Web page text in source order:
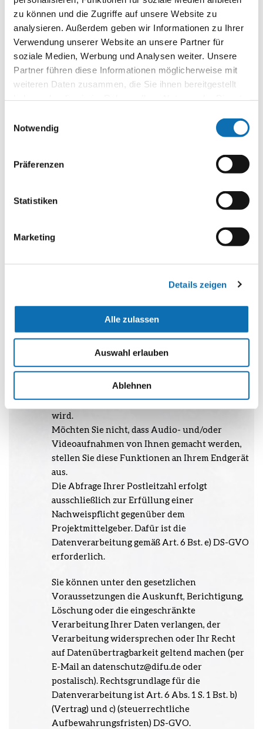
zu können und die Zugriffe auf unsere Website zu
analysieren. Außerdem geben wir Informationen zu Ihrer
Verwendung unserer Website an unsere Partner für
soziale Medien, Werbung und Analysen weiter. Unsere
Partner führen diese Informationen möglicherweise mit
weiteren Daten zusammen, die Sie ihnen bereitgestellt
Notwendig
Präferenzen
Statistiken
Marketing
Details zeigen
Alle zulassen
Auswahl erlauben
Ablehnen
bitte der Datenschutzerklärung.
Datenschutzhinweis*
Zustimmung zur Datenverarbeitung
Im Auftrag des BMUKN verarbeitet die Agentur
für kommunalen Klimaschutz am Difu Ihre bei
erhobenen Daten nur zur Organisation,
Während eines Webinars werden die Angaben
Video- und/oder Textaufnahmen von Ihnen
sehen, zu hören und/oder Ihre
Teilnahme an der Veranstaltung willigen Sie
darin ein, dass die benannten Daten von Ihnen
Abwicklung der Veranstaltung verarbeitet
werden. Eine Speicherung und eine
nachträgliche Weiterverarbeitung finden nicht
statt sofern das Webinar nicht aufgezeichnet
wird.
Möchten Sie nicht, dass Audio- und/oder
Videoaufnahmen von Ihnen gemacht werden,
stellen Sie diese Funktionen an Ihrem Endgerät
aus.
Die Abfrage Ihrer Postleitzahl erfolgt
ausschließlich zur Erfüllung einer
Nachweispflicht gegenüber dem
Projektmittelgeber. Dafür ist die
Datenverarbeitung gemäß Art. 6 Bst. e) DS-GVO
erforderlich.
Sie können unter den gesetzlichen
Voraussetzungen die Auskunft, Berichtigung,
Löschung oder die eingeschränkte
Verarbeitung Ihrer Daten verlangen, der
Verarbeitung widersprechen oder Ihr Recht
auf Datenübertragbarkeit geltend machen (per
E-Mail an datenschutz@difu.de oder
postalisch). Rechtsgrundlage für die
Datenverarbeitung ist Art. 6 Abs. 1 S. 1 Bst. b)
(Vertrag) und c) (steuerrechtliche
Aufbewahrungsfristen) DS-GVO.